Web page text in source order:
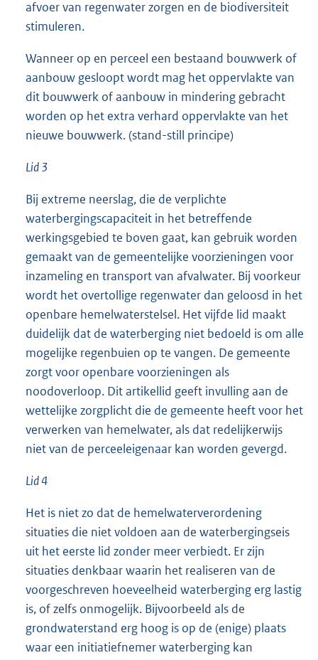
afvoer van regenwater zorgen en de biodiversiteit
stimuleren.
Wanneer op en perceel een bestaand bouwwerk of
aanbouw gesloopt wordt mag het oppervlakte van
dit bouwwerk of aanbouw in mindering gebracht
worden op het extra verhard oppervlakte van het
nieuwe bouwwerk. (stand-still principe)
Lid 3
Bij extreme neerslag, die de verplichte
waterbergingscapaciteit in het betreffende
werkingsgebied te boven gaat, kan gebruik worden
gemaakt van de gemeentelijke voorzieningen voor
inzameling en transport van afvalwater. Bij voorkeur
wordt het overtollige regenwater dan geloosd in het
openbare hemelwaterstelsel. Het vijfde lid maakt
duidelijk dat de waterberging niet bedoeld is om alle
mogelijke regenbuien op te vangen. De gemeente
zorgt voor openbare voorzieningen als
noodoverloop. Dit artikellid geeft invulling aan de
wettelijke zorgplicht die de gemeente heeft voor het
verwerken van hemelwater, als dat redelijkerwijs
niet van de perceeleigenaar kan worden gevergd.
Lid 4
Het is niet zo dat de hemelwaterverordening
situaties die niet voldoen aan de waterbergingseis
uit het eerste lid zonder meer verbiedt. Er zijn
situaties denkbaar waarin het realiseren van de
voorgeschreven hoeveelheid waterberging erg lastig
is, of zelfs onmogelijk. Bijvoorbeeld als de
grondwaterstand erg hoog is op de (enige) plaats
waar een initiatiefnemer waterberging kan